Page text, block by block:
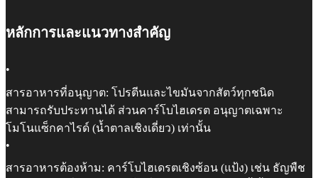
หลักการและแนวทางสำคัญ
•
สารอาหารที่อนุญาต: โปรตีนและไขมันจากสัตว์ทุกชนิด
สามารถรับประทานได้ ส่วนคาร์โบไฮเดรต อนุญาตเฉพาะ
โมโนแซ็กคาไรด์ (น้ำตาลเชิงเดี่ยว) เท่านั้น
•
สารอาหารต้องห้าม: คาร์โบไฮเดรตเชิงซ้อน (แป้ง) เช่น ธัญพืช